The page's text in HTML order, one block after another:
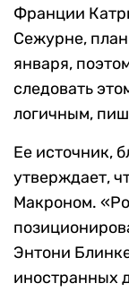
Франции
Сежурне,
января,
следовать
логичным,
Ее источник,
утверждает,
Макроном.
Энтони
иностранных